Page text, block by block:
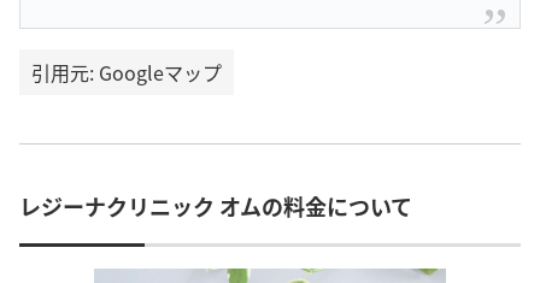
引用元: Googleマップ
レジーナクリニック オムの料金について